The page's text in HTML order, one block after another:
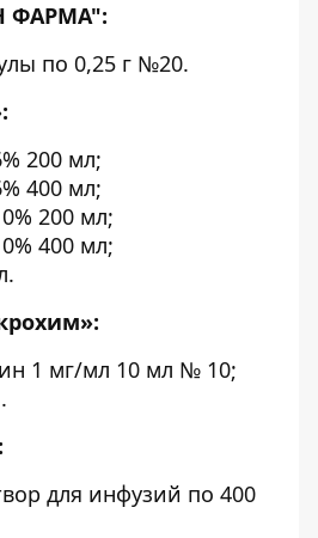
ФАРМА":
по 0,25 г №20.
200 мл;
400 мл;
200 мл;
400 мл;
1 мг/мл 10 мл № 10;
для инфузий по 400